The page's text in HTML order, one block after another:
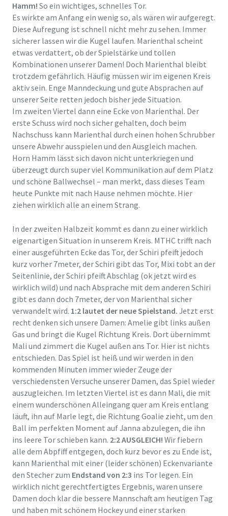
Hamm! So ein wichtiges, schnelles Tor.
Es wirkte am Anfang ein wenig so, als wären wir aufgeregt.
Diese Aufregung ist schnell nicht mehr zu sehen. Immer
sicherer lassen wir die Kugel laufen. Marienthal scheint
etwas verdattert, ob der Spielstärke und tollen
Kombinationen unserer Damen! Doch Marienthal bleibt
trotzdem gefährlich. Häufig müssen wir im eigenen Kreis
aktiv sein. Enge Manndeckung und gute Absprachen auf
unserer Seite retten jedoch bisher jede Situation.
Im zweiten Viertel dann eine Ecke von Marienthal. Der
erste Schuss wird noch sicher gehalten, doch beim
Nachschuss kann Marienthal durch einen hohen Schrubber
unsere Abwehr ausspielen und den Ausgleich machen.
Horn Hamm lässt sich davon nicht unterkriegen und
überzeugt durch super viel Kommunikation auf dem Platz
und schöne Ballwechsel – man merkt, dass dieses Team
heute Punkte mit nach Hause nehmen möchte. Hier
ziehen wirklich alle an einem Strang.
In der zweiten Halbzeit kommt es dann zu einer wirklich
eigenartigen Situation in unserem Kreis. MTHC trifft nach
einer ausgeführten Ecke das Tor, der Schiri pfeift jedoch
kurz vorher 7meter, der Schiri gibt das Tor, Mixi tobt an der
Seitenlinie, der Schiri pfeift Abschlag (ok jetzt wird es
wirklich wild) und nach Absprache mit dem anderen Schiri
gibt es dann doch 7meter, der von Marienthal sicher
verwandelt wird. 1:2 lautet der neue Spielstand. Jetzt erst
recht denken sich unsere Damen: Amelie gibt links außen
Gas und bringt die Kugel Richtung Kreis. Dort übernimmt
Mali und zimmert die Kugel außen ans Tor. Hier ist nichts
entschieden. Das Spiel ist heiß und wir werden in den
kommenden Minuten immer wieder Zeuge der
verschiedensten Versuche unserer Damen, das Spiel wieder
auszugleichen. Im letzten Viertel ist es dann Mali, die mit
einem wunderschönen Alleingang quer am Kreis entlang
läuft, ihn auf Marle legt, die Richtung Goalie zieht, um den
Ball im perfekten Moment auf Janna abzulegen, die ihn
ins leere Tor schieben kann. 2:2 AUSGLEICH! Wir fiebern
alle dem Abpfiff entgegen, doch kurz bevor es zu Ende ist,
kann Marienthal mit einer (leider schönen) Eckenvariante
den Stecher zum Endstand von 2:3 ins Tor legen. Ein
wirklich nicht gerechtfertigtes Ergebnis, waren unsere
Damen doch klar die bessere Mannschaft am heutigen Tag
und haben mit schönem Hockey und einer starken